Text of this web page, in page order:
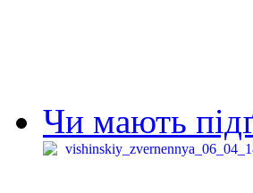
Чи мають